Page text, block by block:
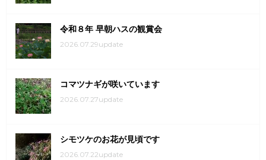
令和８年 早朝ハスの観賞会
2026.07.29update
コマツナギが咲いています
2026.07.27update
シモツケのお花が見頃です
2026.07.22update